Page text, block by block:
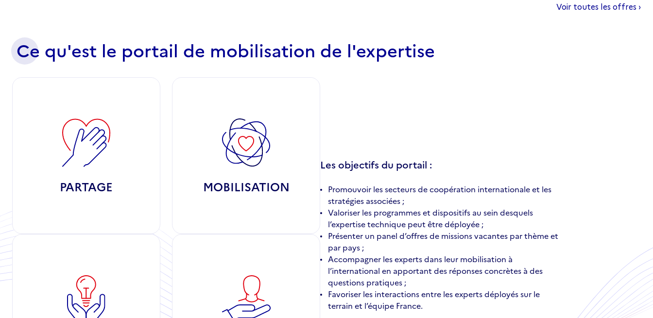
Ce qu'est le portail de mobilisation de l'expertise
PARTAGE MOBILISATION
Les objectifs du portail :
Promouvoir les secteurs de coopération internationale et les
stratégies associées ;
Valoriser les programmes et dispositifs au sein desquels
l’expertise technique peut être déployée ;
Présenter un panel d’offres de missions vacantes par thème et
par pays ;
Accompagner les experts dans leur mobilisation à
l’international en apportant des réponses concrètes à des
questions pratiques ;
Favoriser les interactions entre les experts déployés sur le
terrain et l’équipe France.